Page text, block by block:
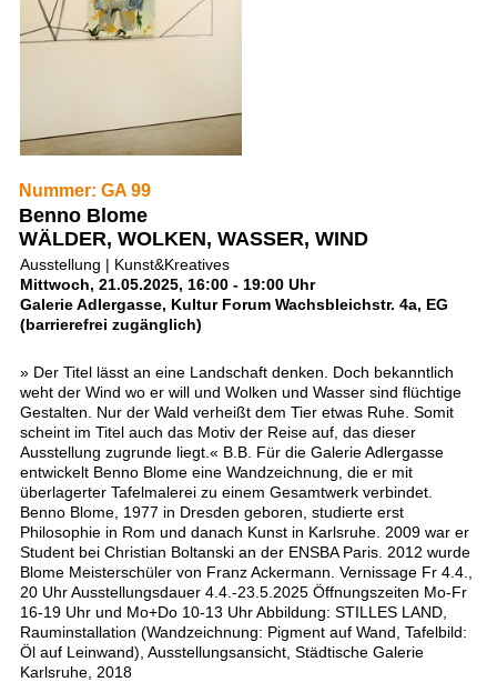
Nummer: GA 99
Benno Blome
WÄLDER, WOLKEN, WASSER, WIND
Ausstellung | Kunst&Kreatives
Mittwoch, 21.05.2025, 16:00 - 19:00 Uhr
Galerie Adlergasse, Kultur Forum Wachsbleichstr. 4a, EG
(barrierefrei zugänglich)
» Der Titel lässt an eine Landschaft denken. Doch bekanntlich
weht der Wind wo er will und Wolken und Wasser sind flüchtige
Gestalten. Nur der Wald verheißt dem Tier etwas Ruhe. Somit
scheint im Titel auch das Motiv der Reise auf, das dieser
Ausstellung zugrunde liegt.« B.B. Für die Galerie Adlergasse
entwickelt Benno Blome eine Wandzeichnung, die er mit
überlagerter Tafelmalerei zu einem Gesamtwerk verbindet.
Benno Blome, 1977 in Dresden geboren, studierte erst
Philosophie in Rom und danach Kunst in Karlsruhe. 2009 war er
Student bei Christian Boltanski an der ENSBA Paris. 2012 wurde
Blome Meisterschüler von Franz Ackermann. Vernissage Fr 4.4.,
20 Uhr Ausstellungsdauer 4.4.-23.5.2025 Öffnungszeiten Mo-Fr
16-19 Uhr und Mo+Do 10-13 Uhr Abbildung: STILLES LAND,
Rauminstallation (Wandzeichnung: Pigment auf Wand, Tafelbild:
Öl auf Leinwand), Ausstellungsansicht, Städtische Galerie
Karlsruhe, 2018